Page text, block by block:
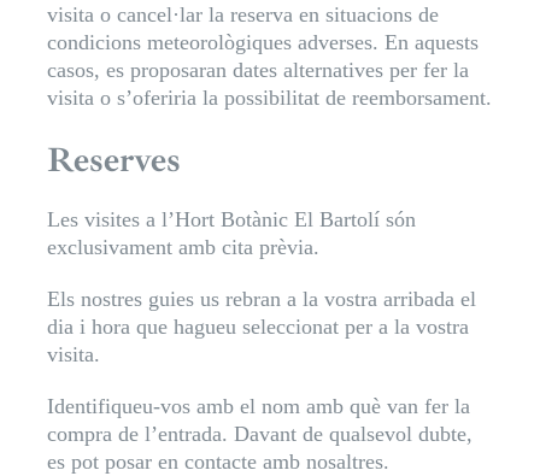
visita o cancel·lar la reserva en situacions de
condicions meteorològiques adverses. En aquests
casos, es proposaran dates alternatives per fer la
visita o s’oferiria la possibilitat de reemborsament.
Reserves
Les visites a l’Hort Botànic El Bartolí són
exclusivament amb cita prèvia.
Els nostres guies us rebran a la vostra arribada el
dia i hora que hagueu seleccionat per a la vostra
visita.
Identifiqueu-vos amb el nom amb què van fer la
compra de l’entrada. Davant de qualsevol dubte,
es pot posar en contacte amb nosaltres.